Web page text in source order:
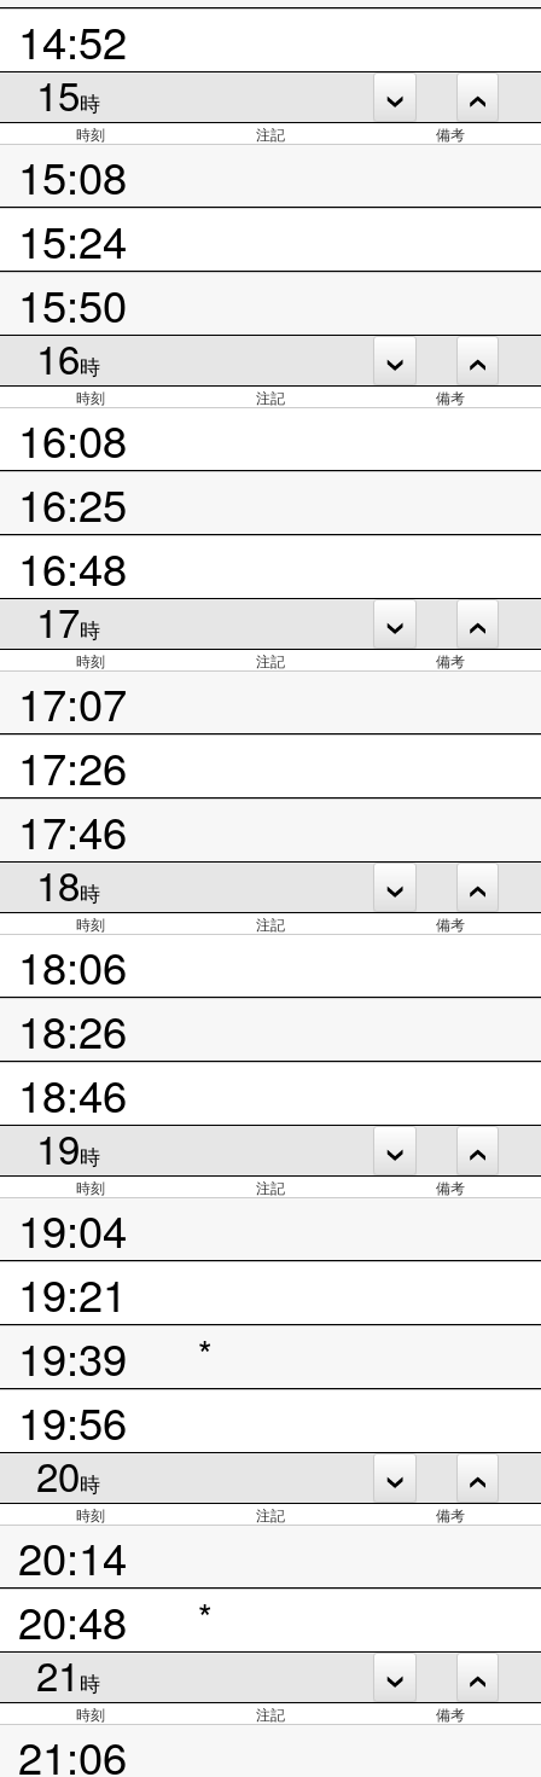
14:52
15時
時刻 注記 備考
15:08
15:24
15:50
16時
時刻 注記 備考
16:08
16:25
16:48
17時
時刻 注記 備考
17:07
17:26
17:46
18時
時刻 注記 備考
18:06
18:26
18:46
19時
時刻 注記 備考
19:04
19:21
19:39
*
19:56
20時
時刻 注記 備考
20:14
20:48
*
21 時
時刻 注記 備考
21:06